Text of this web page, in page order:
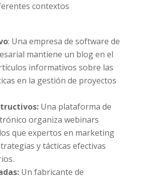
contextos
: Una empresa de software de
mantiene un blog en el
informativos sobre las
en la gestión de proyectos
Una plataforma de
organiza webinars
que expertos en marketing
y tácticas efectivas
Un fabricante de